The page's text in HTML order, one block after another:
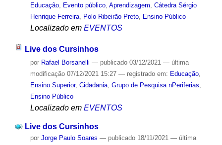
Educação, Evento público, Aprendizagem, Cátedra Sérgio
Henrique Ferreira, Polo Ribeirão Preto, Ensino Público
Localizado em EVENTOS
Live dos Cursinhos
por Rafael Borsanelli — publicado03/12/2021 — última
modificação07/12/2021 15:27 — registrado em: Educação,
Ensino Superior, Cidadania, Grupo de Pesquisa nPeriferias
Ensino Público
Localizado em EVENTOS
Live dos Cursinhos
por Jorge Paulo Soares — publicado18/11/2021 — última